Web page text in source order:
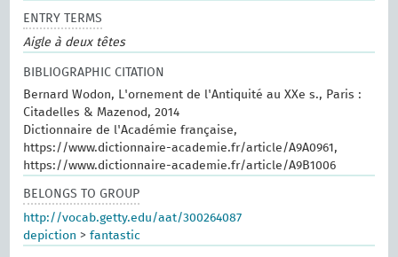
ENTRY TERMS
Aigle à deux têtes
BIBLIOGRAPHIC CITATION
Bernard Wodon, L'ornement de l'Antiquité au XXe s., Paris :
Citadelles & Mazenod, 2014
Dictionnaire de l'Académie française,
https://www.dictionnaire-academie.fr/article/A9A0961,
https://www.dictionnaire-academie.fr/article/A9B1006
BELONGS TO GROUP
http://vocab.getty.edu/aat/300264087
depiction >fantastic